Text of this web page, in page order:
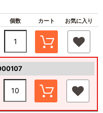
個数 カート お気に入り